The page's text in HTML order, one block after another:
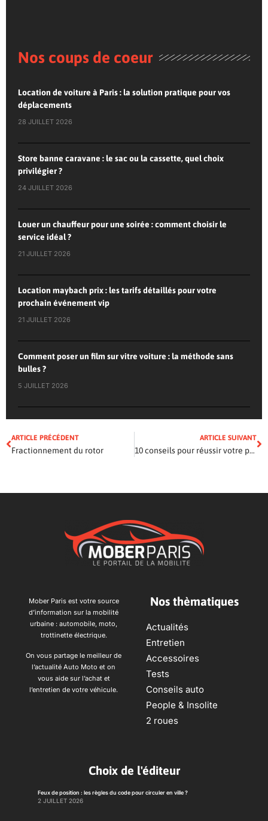
Nos coups de coeur
Location de voiture à Paris : la solution pratique pour vos
déplacements
28 JUILLET 2026
Store banne caravane : le sac ou la cassette, quel choix
privilégier ?
24 JUILLET 2026
Louer un chauffeur pour une soirée : comment choisir le
service idéal ?
21 JUILLET 2026
Location maybach prix : les tarifs détaillés pour votre
prochain événement vip
21 JUILLET 2026
Comment poser un film sur vitre voiture : la méthode sans
bulles ?
5 JUILLET 2026
ARTICLE PRÉCÉDENT
Fractionnement du rotor
ARTICLE SUIVANT
10 conseils pour réussir votre permis moto
Mober Paris est votre source
d’information sur la mobilité
urbaine : automobile, moto,
trottinette électrique.
On vous partage le meilleur de
l’actualité Auto Moto et on
vous aide sur l’achat et
l’entretien de votre véhicule.
Nos thèmatiques
Actualités
Entretien
Accessoires
Tests
Conseils auto
People & Insolite
2 roues
Choix de l'éditeur
Feux de position : les règles du code pour circuler en ville ?
2 JUILLET 2026